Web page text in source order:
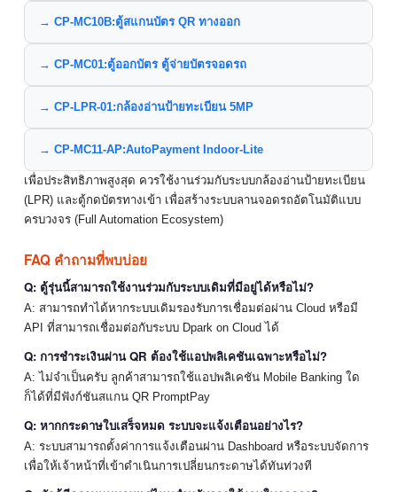
→ CP-MC10B:ตู้สแกนบัตร QR ทางออก
→ CP-MC01:ตู้ออกบัตร ตู้จ่ายบัตรจอดรถ
→ CP-LPR-01:กล้องอ่านป้ายทะเบียน 5MP
→ CP-MC11-AP:AutoPayment Indoor-Lite
เพื่อประสิทธิภาพสูงสุด ควรใช้งานร่วมกับระบบกล้องอ่านป้ายทะเบียน
(LPR) และตู้กดบัตรทางเข้า เพื่อสร้างระบบลานจอดรถอัตโนมัติแบบ
ครบวงจร (Full Automation Ecosystem)
FAQ คำถามที่พบบ่อย
Q: ตู้รุ่นนี้สามารถใช้งานร่วมกับระบบเดิมที่มีอยู่ได้หรือไม่?
A: สามารถทำได้หากระบบเดิมรองรับการเชื่อมต่อผ่าน Cloud หรือมี
API ที่สามารถเชื่อมต่อกับระบบ Dpark on Cloud ได้
Q: การชำระเงินผ่าน QR ต้องใช้แอปพลิเคชันเฉพาะหรือไม่?
A: ไม่จำเป็นครับ ลูกค้าสามารถใช้แอปพลิเคชัน Mobile Banking ใด
ก็ได้ที่มีฟังก์ชันสแกน QR PromptPay
Q: หากกระดาษใบเสร็จหมด ระบบจะแจ้งเตือนอย่างไร?
A: ระบบสามารถตั้งค่าการแจ้งเตือนผ่าน Dashboard หรือระบบจัดการ
เพื่อให้เจ้าหน้าที่เข้าดำเนินการเปลี่ยนกระดาษได้ทันท่วงที